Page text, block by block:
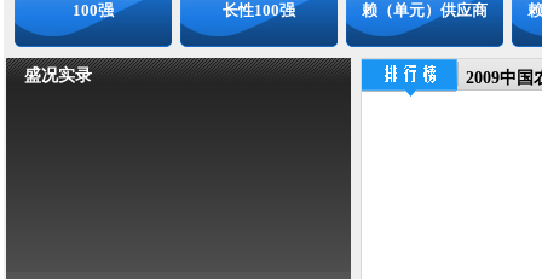
100强 长性100强 赖（单元）供应商
盛况实录 2009中国